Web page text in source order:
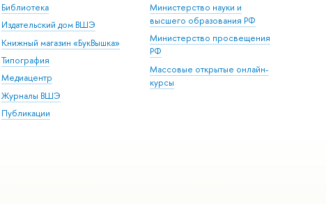
Библиотека
Издательский дом ВШЭ
Книжный магазин «БукВышка»
Типография
Медиацентр
Журналы ВШЭ
Публикации
Министерство науки и
высшего образования РФ
Министерство просвещения
РФ
Массовые открытые онлайн-
курсы